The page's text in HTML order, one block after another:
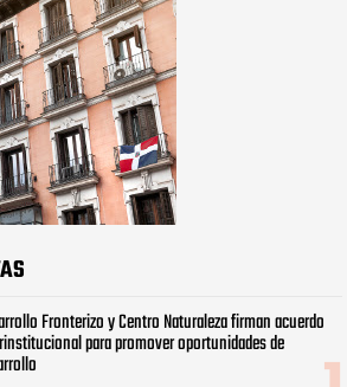
Fronterizo y Centro Naturaleza firman acuerdo
para promover oportunidades de